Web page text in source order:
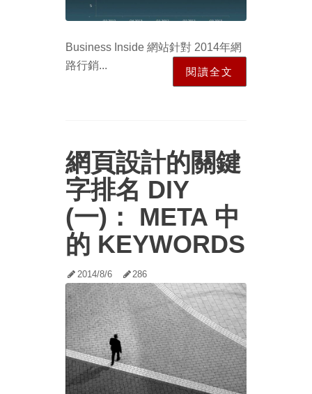
Business Inside 網站針對 2014年網
路行銷...
閱讀全文
網頁設計的關鍵
字排名 DIY
(一)： META 中
的 KEYWORDS
2014/8/6 286